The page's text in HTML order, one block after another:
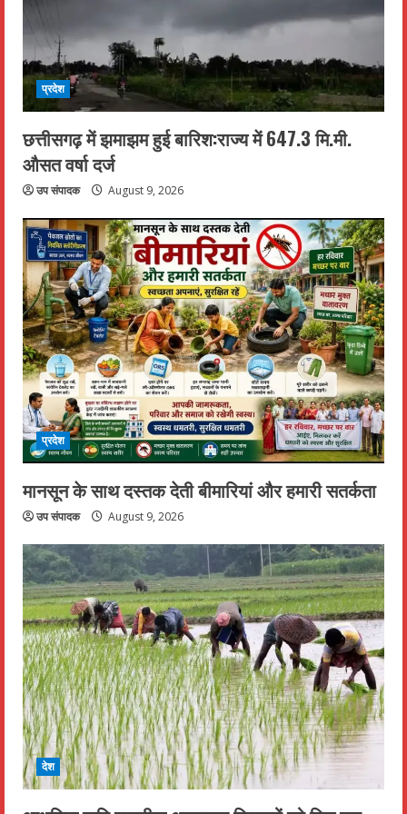
प्रदेश
छत्तीसगढ़ में झमाझम हुई बारिश:राज्य में 647.3 मि.मी.
औसत वर्षा दर्ज
उप संपादक August 9, 2026
प्रदेश
मानसून के साथ दस्तक देती बीमारियां और हमारी सतर्कता
उप संपादक August 9, 2026
देश